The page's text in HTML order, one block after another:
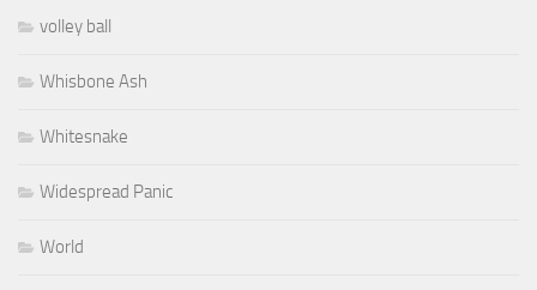
volley ball
Whisbone Ash
Whitesnake
Widespread Panic
World